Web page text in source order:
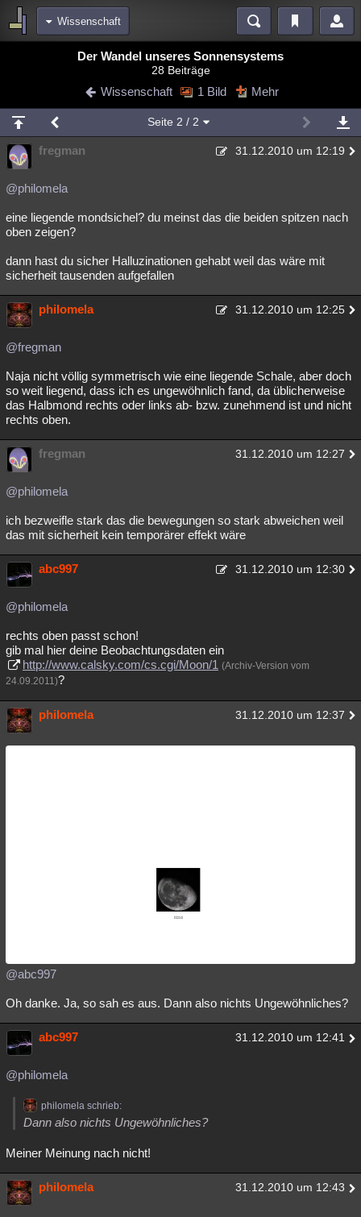
Wissenschaft
Blogs
Chat Wiki Neuigkeiten
meine Rubriken
Menschen Mystery Kriminalfälle
Spiritualität
Natur Umfragen Unterhaltung
weitere Rubriken
Philosophie Träume Orte Esoterik Literatur
Astronomie Helpdesk Gruppen Gaming Filme
Musik
Übersichten
Besucht Teilgenommen Alle Neue Geschlossen
Lesenswert Schlüsselwörter
Der Wandel unseres Sonnensystems
28 Beiträge
Wissenschaft 1 Bild Mehr
Seite 2 / 2
fregman 31.12.2010 um 12:19
@philomela
eine liegende mondsichel? du meinst das die beiden spitzen nach
oben zeigen?
dann hast du sicher Halluzinationen gehabt weil das wäre mit
sicherheit tausenden aufgefallen
philomela 31.12.2010 um 12:25
@fregman
Naja nicht völlig symmetrisch wie eine liegende Schale, aber doch
so weit liegend, dass ich es ungewöhnlich fand, da üblicherweise
das Halbmond rechts oder links ab- bzw. zunehmend ist und nicht
rechts oben.
fregman 31.12.2010 um 12:27
@philomela
ich bezweifle stark das die bewegungen so stark abweichen weil
das mit sicherheit kein temporärer effekt wäre
abc997 31.12.2010 um 12:30
@philomela
rechts oben passt schon!
gib mal hier deine Beobachtungsdaten ein
http://www.calsky.com/cs.cgi/Moon/1 (Archiv-Version vom
24.09.2011)?
philomela 31.12.2010 um 12:37
@abc997
Oh danke. Ja, so sah es aus. Dann also nichts Ungewöhnliches?
abc997 31.12.2010 um 12:41
@philomela
philomela schrieb:
Dann also nichts Ungewöhnliches?
Meiner Meinung nach nicht!
philomela 31.12.2010 um 12:43